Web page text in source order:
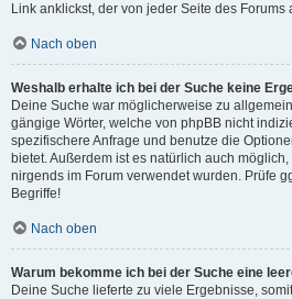
Link anklickst, der von jeder Seite des Forums
Nach oben
Weshalb erhalte ich bei der Suche keine
Deine Suche war möglicherweise zu
gängige Wörter, welche von phpBB nicht
spezifischere Anfrage und benutze die
bietet. Außerdem ist es natürlich auch
nirgends im Forum verwendet wurden. Prüfe
Begriffe!
Nach oben
Warum bekomme ich bei der Suche eine
Deine Suche lieferte zu viele Ergebnisse,